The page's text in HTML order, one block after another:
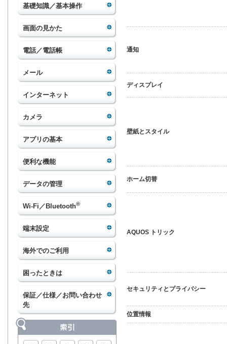
基礎知識／基本操作
画面の見かた
電話／電話帳
メール
インターネット
カメラ
アプリの基本
便利な機能
データの管理
Wi-Fi／Bluetooth®
端末設定
海外でのご利用
困ったときは
保証／仕様／お問い合わせ
先
通知
ディスプレイ
壁紙とスタイル
ホーム切替
AQUOS トリック
セキュリティとプライバシー
位置情報